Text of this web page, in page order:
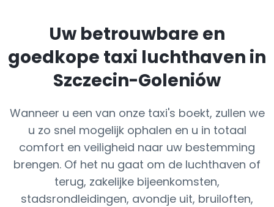
Uw betrouwbare en
goedkope taxi luchthaven in
Szczecin-Goleniów
Wanneer u een van onze taxi's boekt, zullen we
u zo snel mogelijk ophalen en u in totaal
comfort en veiligheid naar uw bestemming
brengen. Of het nu gaat om de luchthaven of
terug, zakelijke bijeenkomsten,
stadsrondleidingen, avondje uit, bruiloften,